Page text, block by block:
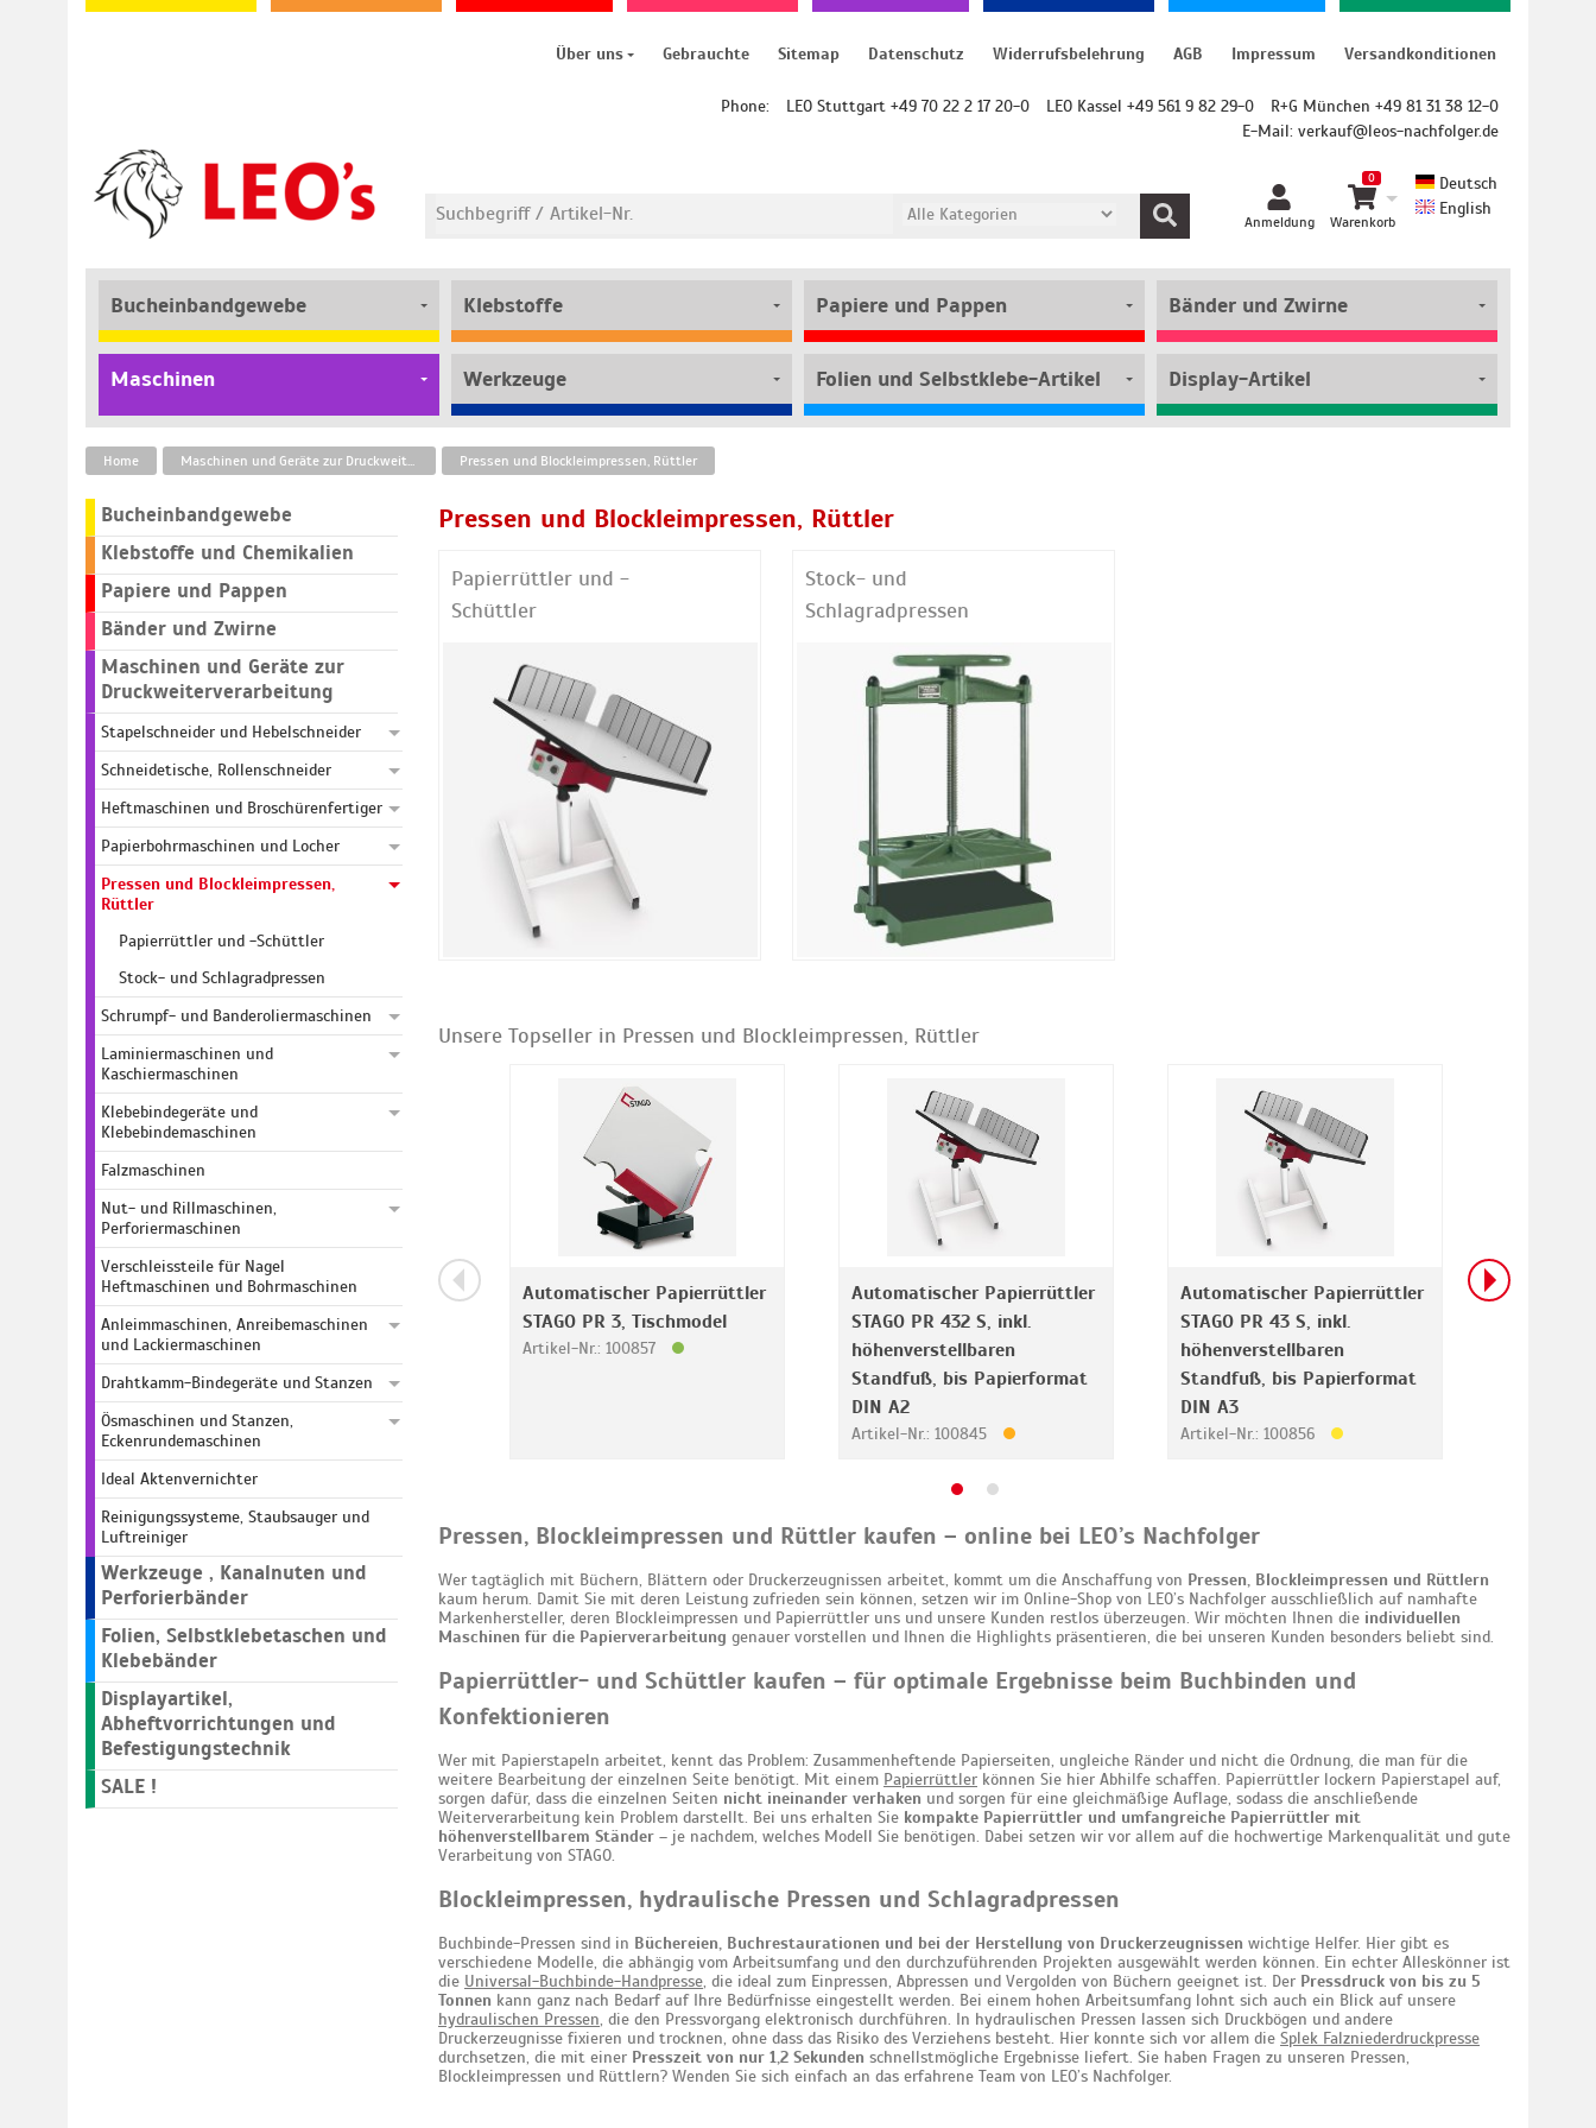
Über uns Gebrauchte Sitemap Datenschutz Widerrufsbelehrung AGB Impressum Versandkonditionen
Phone: LEO Stuttgart +49 70 22 2 17 20-0 LEO Kassel +49 561 9 82 29-0
R+G München +49 81 31 38 12-0
E-Mail: verkauf@leos-nachfolger.de
Anmeldung
0
Warenkorb
Deutsch
English
Bucheinbandgewebe Klebstoffe Papiere und Pappen Bänder und Zwirne
Maschinen Werkzeuge Folien und Selbstklebe-Artikel Display-Artikel
Home Maschinen und Geräte zur Druckweiterverarbeitung Pressen und Blockleimpressen, Rüttler
Bucheinbandgewebe
Klebstoffe und Chemikalien
Papiere und Pappen
Bänder und Zwirne
Maschinen und Geräte zur
Druckweiterverarbeitung
Stapelschneider und Hebelschneider
Schneidetische, Rollenschneider
Heftmaschinen und Broschürenfertiger
Papierbohrmaschinen und Locher
Pressen und Blockleimpressen,
Rüttler
Papierrüttler und -Schüttler
Stock- und Schlagradpressen
Schrumpf- und Banderoliermaschinen
Laminiermaschinen und
Kaschiermaschinen
Klebebindegeräte und
Klebebindemaschinen
Falzmaschinen
Nut- und Rillmaschinen,
Perforiermaschinen
Verschleissteile für Nagel
Heftmaschinen und Bohrmaschinen
Anleimmaschinen, Anreibemaschinen
und Lackiermaschinen
Drahtkamm-Bindegeräte und Stanzen
Ösmaschinen und Stanzen,
Eckenrundemaschinen
Ideal Aktenvernichter
Reinigungssysteme, Staubsauger und
Luftreiniger
Werkzeuge , Kanalnuten und
Perforierbänder
Folien, Selbstklebetaschen und
Klebebänder
Displayartikel,
Abheftvorrichtungen und
Befestigungstechnik
SALE !
Pressen und Blockleimpressen, Rüttler
Papierrüttler und -
Schüttler
Stock- und
Schlagradpressen
Unsere Topseller in Pressen und Blockleimpressen, Rüttler
Automatischer Papierrüttler
STAGO PR 3, Tischmodel
Artikel-Nr.: 100857
Automatischer Papierrüttler
STAGO PR 432 S, inkl.
höhenverstellbaren
Standfuß, bis Papierformat
DIN A2
Artikel-Nr.: 100845
Automatischer Papierrüttler
STAGO PR 43 S, inkl.
höhenverstellbaren
Standfuß, bis Papierformat
DIN A3
Artikel-Nr.: 100856
Pressen, Blockleimpressen und Rüttler kaufen – online bei LEO’s Nachfolger
Wer tagtäglich mit Büchern, Blättern oder Druckerzeugnissen arbeitet, kommt um die Anschaffung von Pressen, Blockleimpressen und Rüttlern
kaum herum. Damit Sie mit deren Leistung zufrieden sein können, setzen wir im Online-Shop von LEO’s Nachfolger ausschließlich auf namhafte
Markenhersteller, deren Blockleimpressen und Papierrüttler uns und unsere Kunden restlos überzeugen. Wir möchten Ihnen die individuellen
Maschinen für die Papierverarbeitung genauer vorstellen und Ihnen die Highlights präsentieren, die bei unseren Kunden besonders beliebt sind.
Papierrüttler- und Schüttler kaufen – für optimale Ergebnisse beim Buchbinden und
Konfektionieren
Wer mit Papierstapeln arbeitet, kennt das Problem: Zusammenheftende Papierseiten, ungleiche Ränder und nicht die Ordnung, die man für die
weitere Bearbeitung der einzelnen Seite benötigt. Mit einem Papierrüttler können Sie hier Abhilfe schaffen. Papierrüttler lockern Papierstapel auf,
sorgen dafür, dass die einzelnen Seiten nicht ineinander verhaken und sorgen für eine gleichmäßige Auflage, sodass die anschließende
Weiterverarbeitung kein Problem darstellt. Bei uns erhalten Sie kompakte Papierrüttler und umfangreiche Papierrüttler mit
höhenverstellbarem Ständer – je nachdem, welches Modell Sie benötigen. Dabei setzen wir vor allem auf die hochwertige Markenqualität und gute
Verarbeitung von STAGO.
Blockleimpressen, hydraulische Pressen und Schlagradpressen
Buchbinde-Pressen sind in Büchereien, Buchrestaurationen und bei der Herstellung von Druckerzeugnissen wichtige Helfer. Hier gibt es
verschiedene Modelle, die abhängig vom Arbeitsumfang und den durchzuführenden Projekten ausgewählt werden können. Ein echter Alleskönner ist
die Universal-Buchbinde-Handpresse, die ideal zum Einpressen, Abpressen und Vergolden von Büchern geeignet ist. Der Pressdruck von bis zu 5
Tonnen kann ganz nach Bedarf auf Ihre Bedürfnisse eingestellt werden. Bei einem hohen Arbeitsumfang lohnt sich auch ein Blick auf unsere
hydraulischen Pressen, die den Pressvorgang elektronisch durchführen. In hydraulischen Pressen lassen sich Druckbögen und andere
Druckerzeugnisse fixieren und trocknen, ohne dass das Risiko des Verziehens besteht. Hier konnte sich vor allem die Splek Falzniederdruckpresse
durchsetzen, die mit einer Presszeit von nur 1,2 Sekunden schnellstmögliche Ergebnisse liefert. Sie haben Fragen zu unseren Pressen,
Blockleimpressen und Rüttlern? Wenden Sie sich einfach an das erfahrene Team von LEO’s Nachfolger.